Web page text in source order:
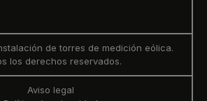
de torres de medición eólica.
los derechos reservados.
Aviso legal